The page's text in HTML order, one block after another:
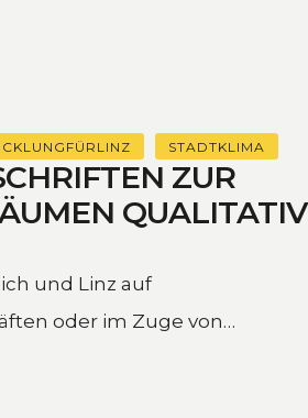
STADTKLIMA
ZUR
QUALITATIV
und Linz auf
oder im Zuge von